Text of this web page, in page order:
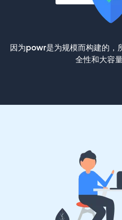
因为powr是为规模而构建的，
全性和大容量